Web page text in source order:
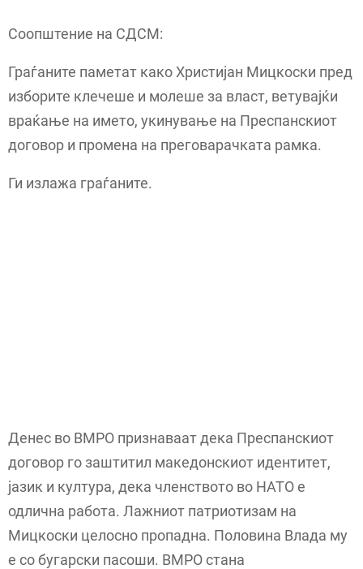
Соопштение на СДСМ:
Граѓаните паметат како Христијан Мицкоски пред
изборите клечеше и молеше за власт, ветувајќи
враќање на името, укинување на Преспанскиот
договор и промена на преговарачката рамка.
Ги излажа граѓаните.
Денес во ВМРО признаваат дека Преспанскиот
договор го заштитил македонскиот идентитет,
јазик и култура, дека членството во НАТО е
одлична работа. Лажниот патриотизам на
Мицкоски целосно пропадна. Половина Влада му
е со бугарски пасоши. ВМРО стана